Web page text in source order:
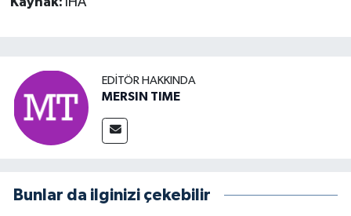
EDITÖR HAKKINDA
MERSIN TIME
Bunlar da ilginizi çekebilir